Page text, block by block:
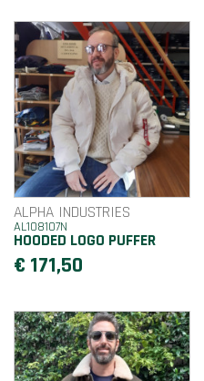
ALPHA INDUSTRIES
AL108107N
HOODED LOGO PUFFER
€ 171,50